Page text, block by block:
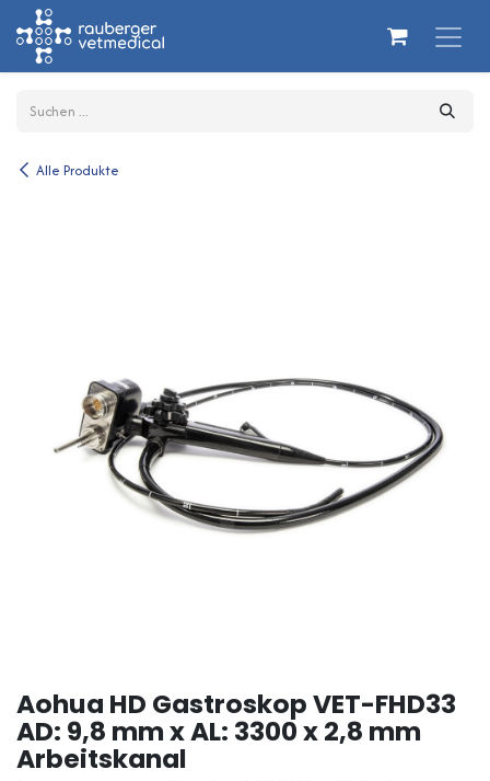
Zum Inhalt springen
Alle Produkte
Aohua HD Gastroskop VET-FHD33
AD: 9,8 mm x AL: 3300 x 2,8 mm
Arbeitskanal